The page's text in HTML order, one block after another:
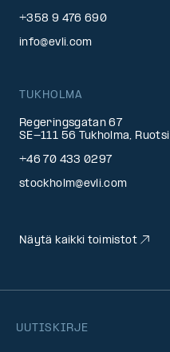
UUTISKIRJE
+358 9 476 690
info@evli.com
TUKHOLMA
Regeringsgatan 67
SE-111 56 Tukholma, Ruotsi
+46 70 433 0297
stockholm@evli.com
Näytä kaikki toimistot